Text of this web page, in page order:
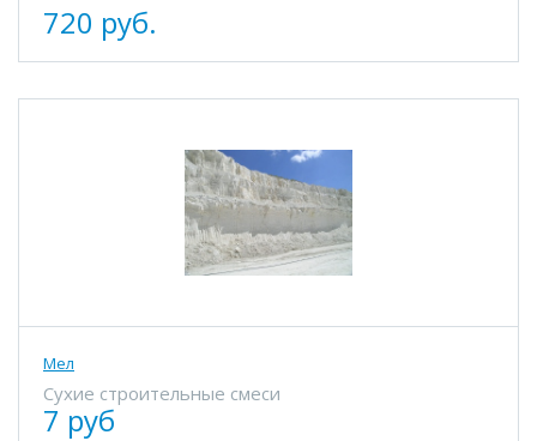
720 руб.
Мел
Сухие строительные смеси
7 руб